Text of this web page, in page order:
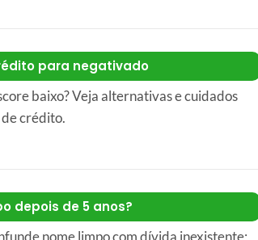
para negativado
baixo? Veja alternativas e cuidados
crédito.
depois de 5 anos?
nome limpo com dívida inexistente;